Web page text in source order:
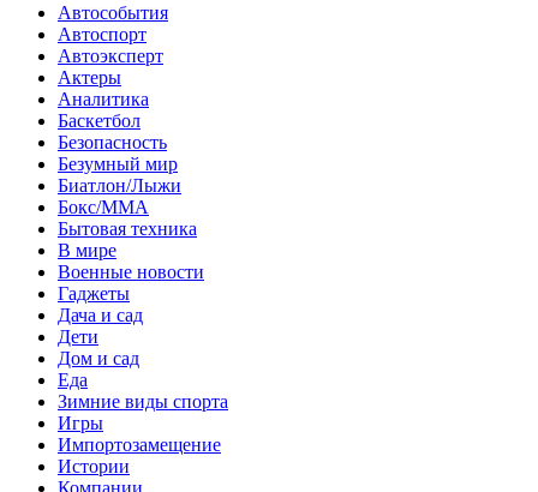
Автособытия
Автоспорт
Автоэксперт
Актеры
Аналитика
Баскетбол
Безопасность
Безумный мир
Биатлон/Лыжи
Бокс/MMA
Бытовая техника
В мире
Военные новости
Гаджеты
Дача и сад
Дети
Дом и сад
Еда
Зимние виды спорта
Игры
Импортозамещение
Истории
Компании